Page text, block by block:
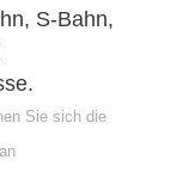
S-Bahn,
Sie sich die